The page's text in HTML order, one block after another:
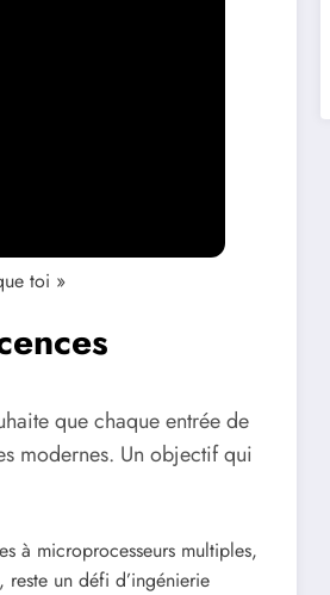
toi »
que chaque entrée de
modernes. Un objectif qui
à microprocesseurs multiples,
reste un défi d’ingénierie